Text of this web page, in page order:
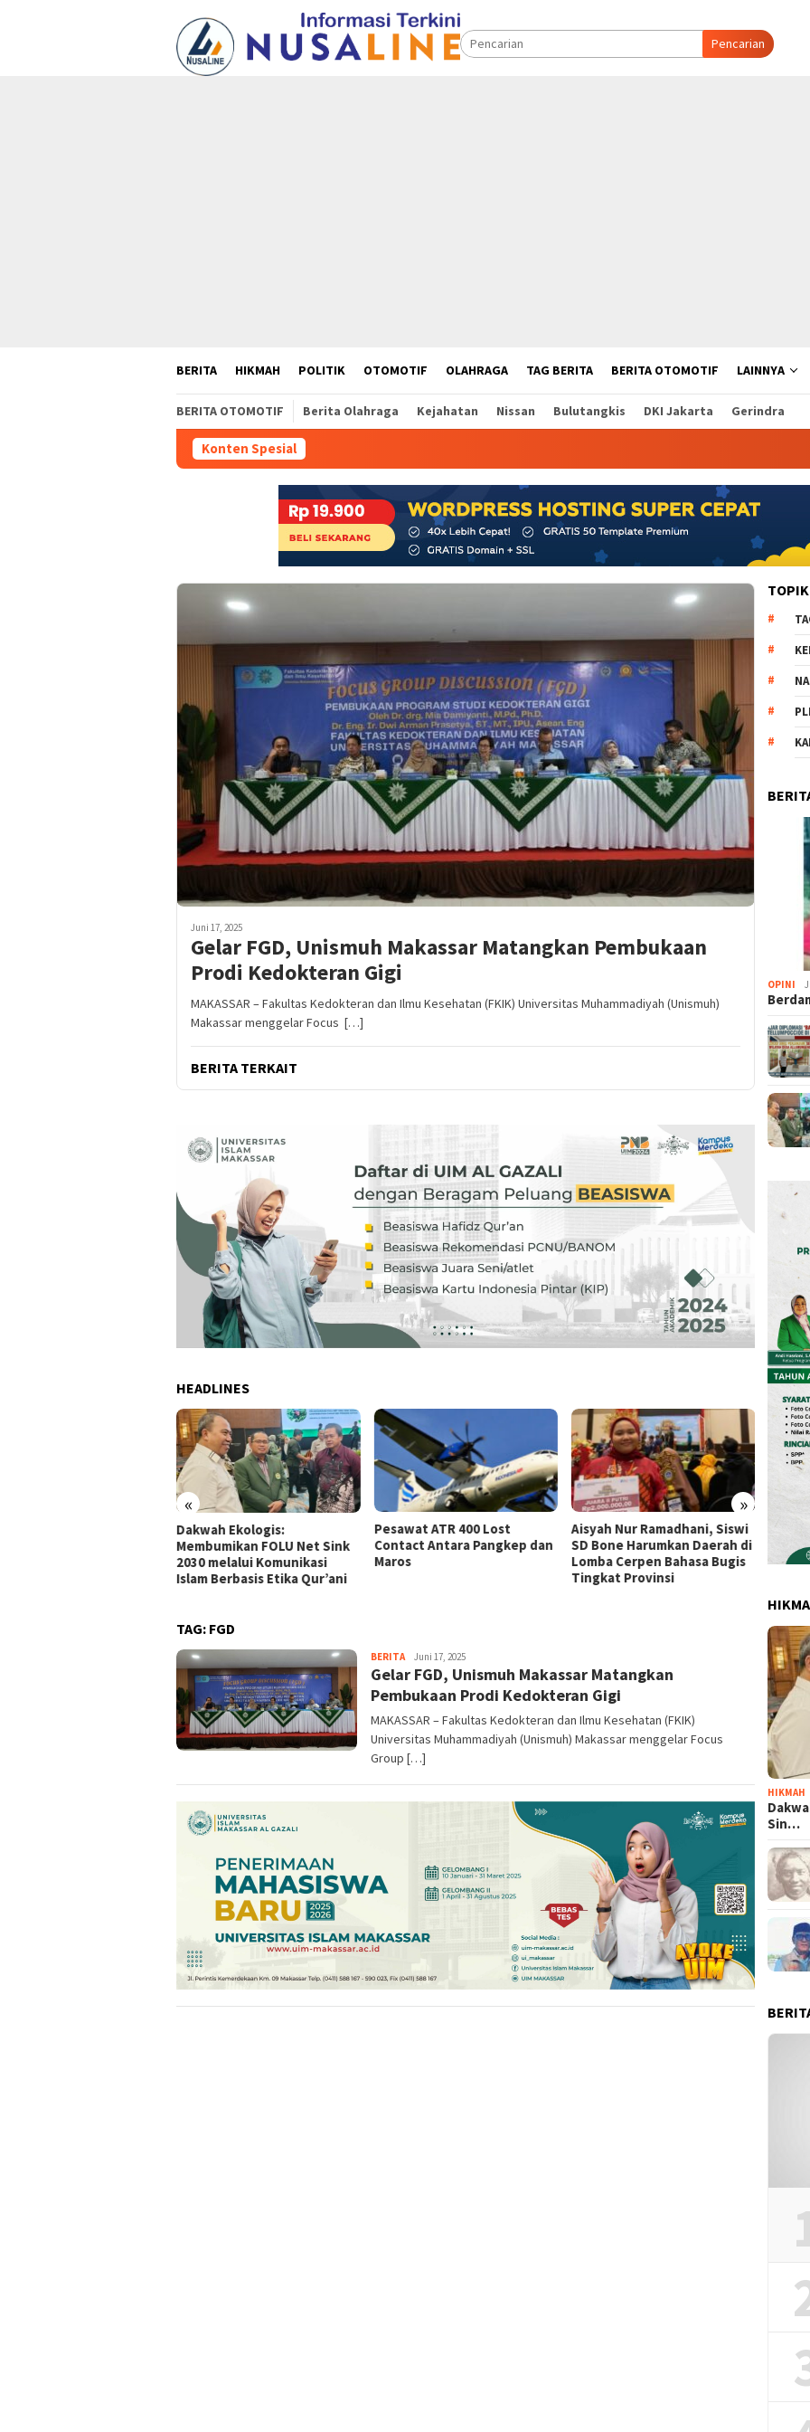
Pencarian
BERITA HIKMAH POLITIK OTOMOTIF OLAHRAGA TAG BERITA BERITA OTOMOTIF LAINNYA
BERITA OTOMOTIF Berita Olahraga Kejahatan Nissan Bulutangkis DKI Jakarta Gerindra
Konten Spesial
Juni 17, 2025
Gelar FGD, Unismuh Makassar Matangkan Pembukaan
Prodi Kedokteran Gigi
MAKASSAR – Fakultas Kedokteran dan Ilmu Kesehatan (FKIK) Universitas Muhammadiyah (Unismuh)
Makassar menggelar Focus […]
BERITA TERKAIT
HEADLINES
« »
Dakwah Ekologis:
Membumikan FOLU Net Sink
2030 melalui Komunikasi
Islam Berbasis Etika Qur’ani
Pesawat ATR 400 Lost
Contact Antara Pangkep dan
Maros
Aisyah Nur Ramadhani, Siswi
SD Bone Harumkan Daerah di
Lomba Cerpen Bahasa Bugis
Tingkat Provinsi
TAG: FGD
BERITAIlham
Juni 17, 2025
Gelar FGD, Unismuh Makassar Matangkan
Pembukaan Prodi Kedokteran Gigi
MAKASSAR – Fakultas Kedokteran dan Ilmu Kesehatan (FKIK)
Universitas Muhammadiyah (Unismuh) Makassar menggelar Focus
Group […]
OPINI
HIKMAH
Sin…